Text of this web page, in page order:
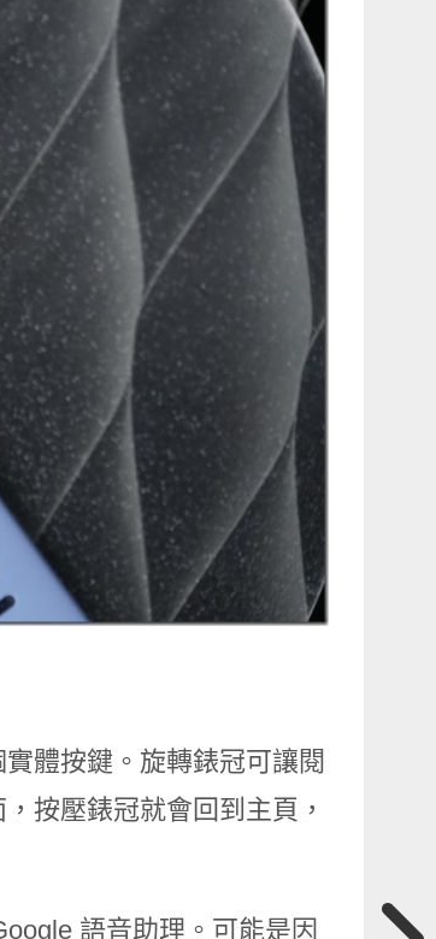
體按鍵。旋轉錶冠可讓閱
按壓錶冠就會回到主頁，
語音助理。可能是因